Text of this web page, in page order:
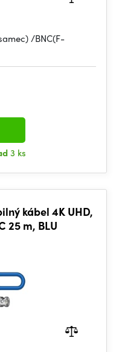
/BNC(F-
3 ks
kábel 4K UHD,
25 m, BLU